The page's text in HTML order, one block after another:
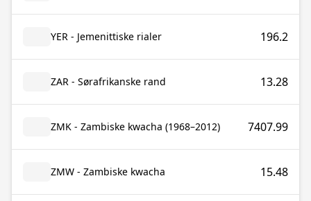
YER - Jemenittiske rialer 196.2
ZAR - Sørafrikanske rand 13.28
ZMK - Zambiske kwacha (1968–2012) 7407.99
ZMW - Zambiske kwacha 15.48